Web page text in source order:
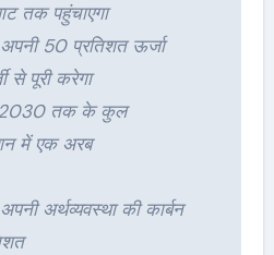
तक पहुंचाएगा
50 प्रतिशत ऊर्जा
से पूरी करेगा
2030 तक के कुल
में एक अरब
अर्थव्यवस्था की कार्बन